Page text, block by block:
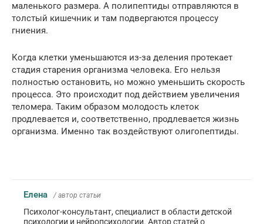
маленького размера. А полипептиды отправляются в
толстый кишечник и там подвергаются процессу
гниения.
Когда клетки уменьшаются из-за деления протекает
стадия старения организма человека. Его нельзя
полностью остановить, но можно уменьшить скорость
процесса. Это происходит под действием увеличения
теломера. Таким образом молодость клеток
продлевается и, соответственно, продлевается жизнь
организма. Именно так воздействуют олигопептиды.
Елена / автор статьи
Психолог-консультант, специалист в области детской
психологии и нейропсихологии. Автор статей о